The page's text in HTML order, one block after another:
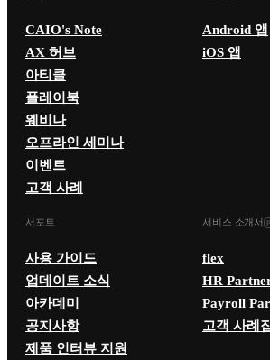
CAIO's Note
AX 허브
아티클
플레이북
웨비나
오프라인 세미나
이벤트
고객 사례
Android 앱
iOS 앱
서포트
사용 가이드
업데이트 소식
아카데미
공지사항
제품 인터뷰 지원
서비스 소개서
flex
HR
Payroll
고객 사례